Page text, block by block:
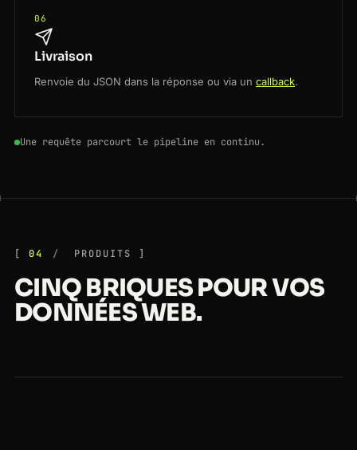
06
Livraison
Renvoie du JSON dans la réponse ou via un callback.
Une requête parcourt le pipeline en continu.
04 PRODUITS
CINQ BRIQUES POUR VOS
DONNÉES WEB.